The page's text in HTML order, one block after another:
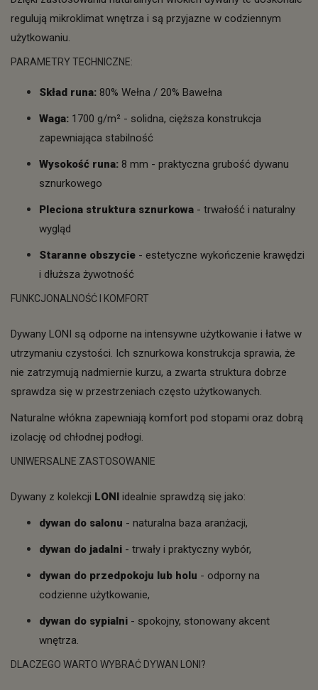
regulują mikroklimat wnętrza i są przyjazne w codziennym
użytkowaniu.
PARAMETRY TECHNICZNE:
Skład runa: 80% Wełna / 20% Bawełna
Waga: 1700 g/m² - solidna, cięższa konstrukcja
zapewniająca stabilność
Wysokość runa: 8 mm - praktyczna grubość dywanu
sznurkowego
Pleciona struktura sznurkowa - trwałość i naturalny
wygląd
Staranne obszycie - estetyczne wykończenie krawędzi
i dłuższa żywotność
FUNKCJONALNOŚĆ I KOMFORT
Dywany LONI są odporne na intensywne użytkowanie i łatwe w
utrzymaniu czystości. Ich sznurkowa konstrukcja sprawia, że
nie zatrzymują nadmiernie kurzu, a zwarta struktura dobrze
sprawdza się w przestrzeniach często użytkowanych.
Naturalne włókna zapewniają komfort pod stopami oraz dobrą
izolację od chłodnej podłogi.
UNIWERSALNE ZASTOSOWANIE
Dywany z kolekcji LONI idealnie sprawdzą się jako:
dywan do salonu - naturalna baza aranżacji,
dywan do jadalni - trwały i praktyczny wybór,
dywan do przedpokoju lub holu - odporny na
codzienne użytkowanie,
dywan do sypialni - spokojny, stonowany akcent
wnętrza.
DLACZEGO WARTO WYBRAĆ DYWAN LONI?